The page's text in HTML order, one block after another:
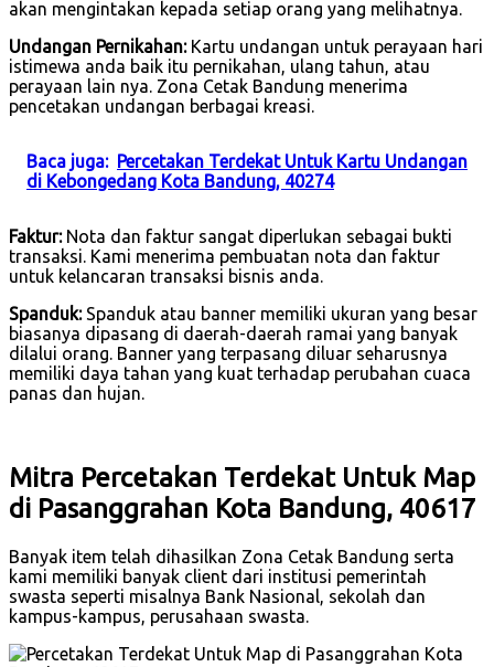
akan mengintakan kepada setiap orang yang melihatnya.
Undangan Pernikahan:Kartu undangan untuk perayaan hari
istimewa anda baik itu pernikahan, ulang tahun, atau
perayaan lain nya. Zona Cetak Bandung menerima
pencetakan undangan berbagai kreasi.
Baca juga: Percetakan Terdekat Untuk Kartu Undangan
di Kebongedang Kota Bandung, 40274
Faktur:Nota dan faktur sangat diperlukan sebagai bukti
transaksi. Kami menerima pembuatan nota dan faktur
untuk kelancaran transaksi bisnis anda.
Spanduk:Spanduk atau banner memiliki ukuran yang besar
biasanya dipasang di daerah-daerah ramai yang banyak
dilalui orang. Banner yang terpasang diluar seharusnya
memiliki daya tahan yang kuat terhadap perubahan cuaca
panas dan hujan.
Mitra Percetakan Terdekat Untuk Map
di Pasanggrahan Kota Bandung, 40617
Banyak item telah dihasilkan Zona Cetak Bandung serta
kami memiliki banyak client dari institusi pemerintah
swasta seperti misalnya Bank Nasional, sekolah dan
kampus-kampus, perusahaan swasta.